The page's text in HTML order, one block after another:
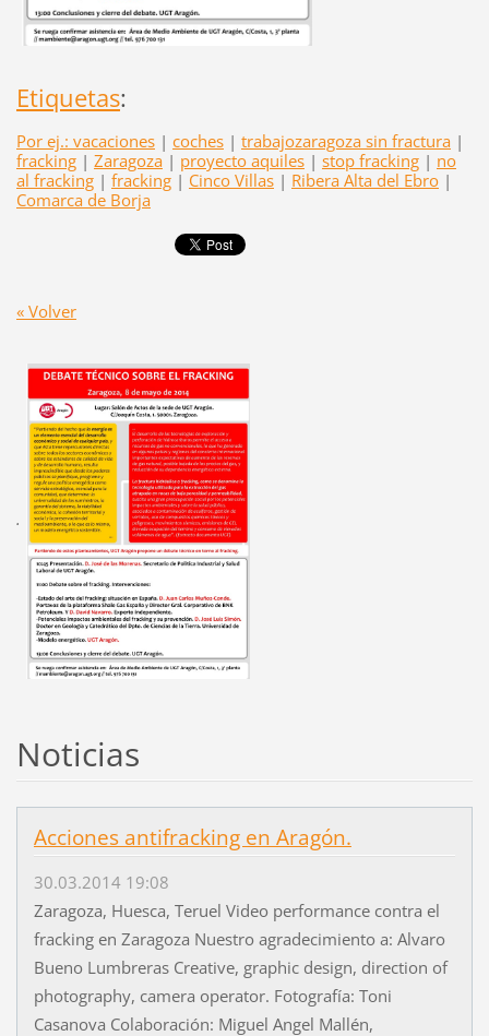
Etiquetas:
Por ej.: vacaciones | coches | trabajozaragoza sin fractura |
fracking | Zaragoza | proyecto aquiles | stop fracking | no
al fracking | fracking | Cinco Villas | Ribera Alta del Ebro |
Comarca de Borja
« Volver
.
Noticias
Acciones antifracking en Aragón.
30.03.2014 19:08
Zaragoza, Huesca, Teruel Video performance contra el
fracking en Zaragoza Nuestro agradecimiento a: Alvaro
Bueno Lumbreras Creative, graphic design, direction of
photography, camera operator. Fotografía: Toni
Casanova Colaboración: Miguel Angel Mallén,